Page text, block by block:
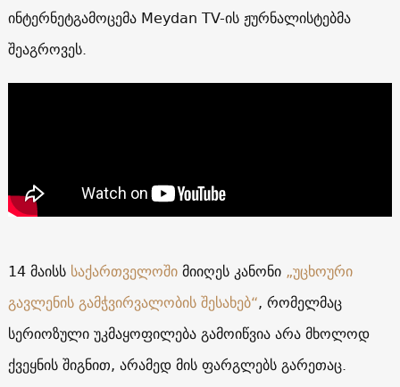
ინტერნეტგამოცემა Meydan TV-ის ჟურნალისტებმა
შეაგროვეს.
14 მაისს საქართველოშიმიიღეს კანონი „უცხოური
გავლენის გამჭვირვალობის შესახებ“, რომელმაც
სერიოზული უკმაყოფილება გამოიწვია არა მხოლოდ
ქვეყნის შიგნით, არამედ მის ფარგლებს გარეთაც.